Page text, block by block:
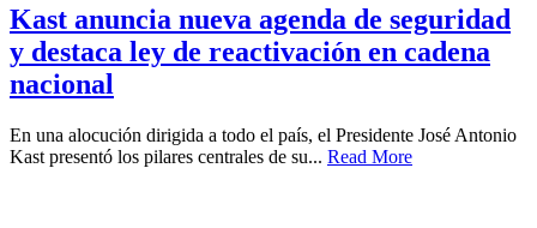
Kast anuncia nueva agenda de seguridad
y destaca ley de reactivación en cadena
nacional
En una alocución dirigida a todo el país, el Presidente José Antonio
Kast presentó los pilares centrales de su... Read More